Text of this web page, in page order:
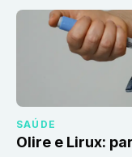
SAÚDE
Olire e Lirux: